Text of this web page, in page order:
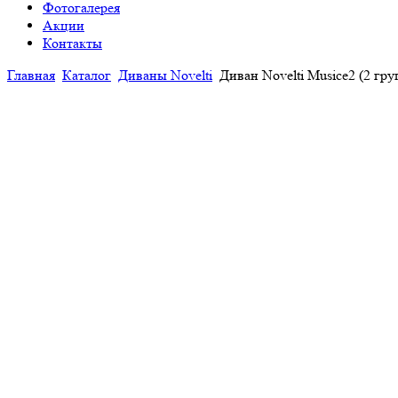
Фотогалерея
Акции
Контакты
Главная Каталог Диваны Novelti Диван Novelti Musice2 (2